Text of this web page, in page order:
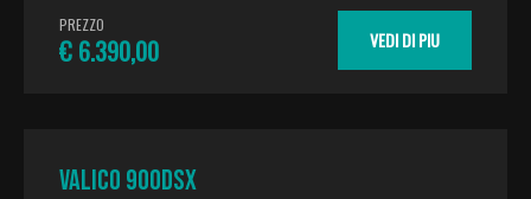
PREZZO
€ 6.390,00 VEDI DI PIU
VALICO 900DSX